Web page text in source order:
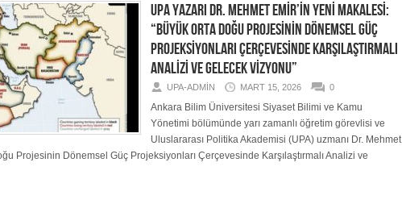
UPA YAZARI DR. MEHMET EMİR’İN YENİ MAKALESİ:
“BÜYÜK ORTA DOĞU PROJESİNİN DÖNEMSEL GÜÇ
PROJEKSİYONLARI ÇERÇEVESİNDE KARŞILAŞTIRMALI
ANALİZİ VE GELECEK VİZYONU”
UPA-ADMIN MART 15, 2026 0
Ankara Bilim Üniversitesi Siyaset Bilimi ve Kamu
Yönetimi bölümünde yarı zamanlı öğretim görevlisi ve
Uluslararası Politika Akademisi (UPA) uzmanı Dr. Mehmet
Projesinin Dönemsel Güç Projeksiyonları Çerçevesinde Karşılaştırmalı Analizi ve